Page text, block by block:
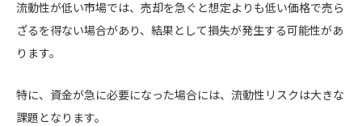
流動性が低い市場では、売却を急ぐと想定よりも低い価格で売ら
ざるを得ない場合があり、結果として損失が発生する可能性があ
ります。
特に、資金が急に必要になった場合には、流動性リスクは大きな
課題となります。